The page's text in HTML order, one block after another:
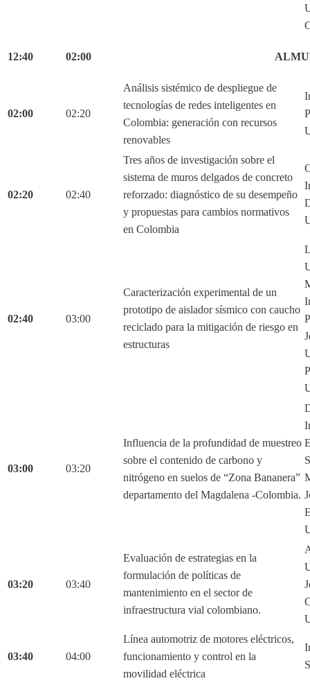
12:40 02:00
02:00 02:20
Análisis sistémico de despliegue de
tecnologías de redes inteligentes en
Colombia: generación con recursos
renovables
02:20 02:40
Tres años de investigación sobre el
sistema de muros delgados de concreto
reforzado: diagnóstico de su desempeño
y propuestas para cambios normativos
en Colombia
02:40 03:00
Caracterización experimental de un
prototipo de aislador sísmico con caucho
reciclado para la mitigación de riesgo en
estructuras
03:00 03:20
Influencia de la profundidad de muestreo
sobre el contenido de carbono y
nitrógeno en suelos de “Zona Bananera”
departamento del Magdalena -Colombia.
03:20 03:40
Evaluación de estrategias en la
formulación de políticas de
mantenimiento en el sector de
infraestructura vial colombiano.
03:40 04:00
Línea automotriz de motores eléctricos,
funcionamiento y control en la
movilidad eléctrica